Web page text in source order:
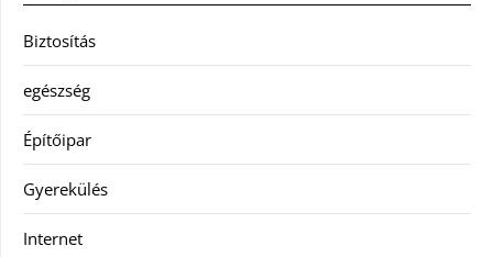
Biztosítás
egészség
Építőipar
Gyerekülés
Internet